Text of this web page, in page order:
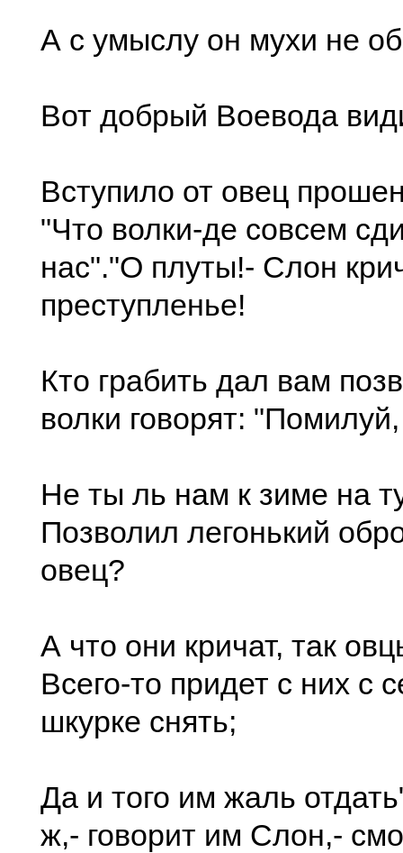
А с умыслу он мухи не
Вот добрый Воевода
Вступило от овец
"Что волки-де совсем
нас"."О плуты!- Слон
преступленье!
Кто грабить дал вам
волки говорят:
Не ты ль нам к зиме на
Позволил легонький
овец?
А что они кричат, так
Всего-то придет с них с
шкурке снять;
Да и того им жаль
ж,- говорит им Слон,-